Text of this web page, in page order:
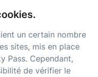
un certain nombre
sites, mis en place
Pass. Cependant,
de vérifier le